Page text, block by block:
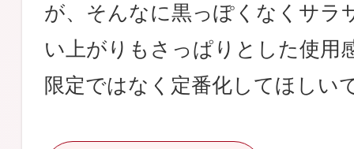
が、そんなに黒っぽくなくサラ
い上がりもさっぱりとした使用
限定ではなく定番化してほしい